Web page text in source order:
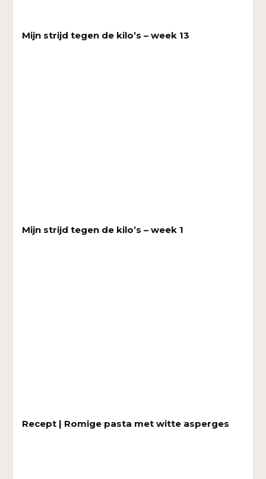
Mijn strijd tegen de kilo’s – week 13
Mijn strijd tegen de kilo’s – week 1
Recept | Romige pasta met witte asperges